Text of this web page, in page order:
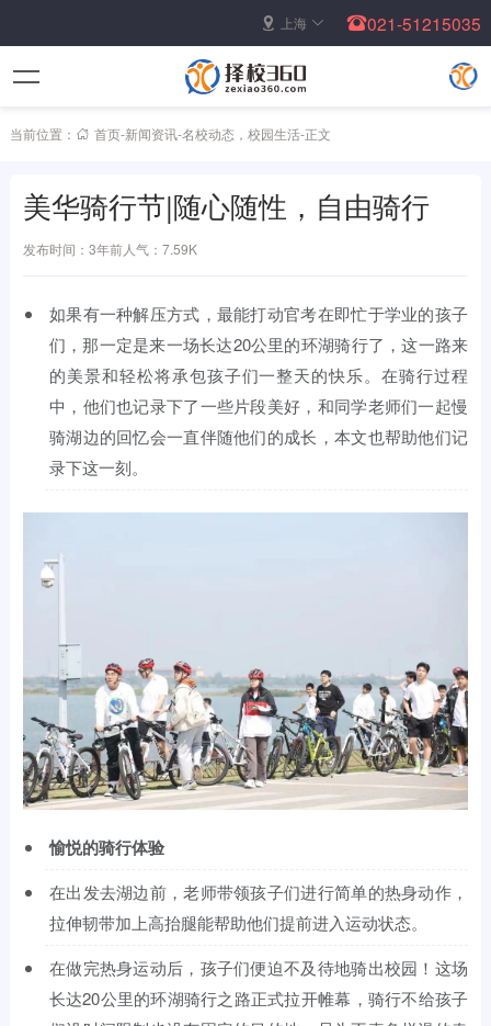
上海 021-51215035
当前位置： 首页-新闻资讯-名校动态 ， 校园生活-正文
美华骑行节|随心随性，自由骑行
发布时间：3年前人气：7.59K
如果有一种解压方式，最能打动官考在即忙于学业的孩子
们，那一定是来一场长达20公里的环湖骑行了，这一路来
的美景和轻松将承包孩子们一整天的快乐。在骑行过程
中，他们也记录下了一些片段美好，和同学老师们一起慢
骑湖边的回忆会一直伴随他们的成长，本文也帮助他们记
录下这一刻。
愉悦的骑行体验
在出发去湖边前，老师带领孩子们进行简单的热身动作，
拉伸韧带加上高抬腿能帮助他们提前进入运动状态。
在做完热身运动后，孩子们便迫不及待地骑出校园！这场
长达20公里的环湖骑行之路正式拉开帷幕，骑行不给孩子